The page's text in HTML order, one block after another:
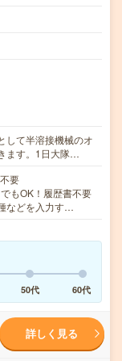
して半溶接機械のオ
ます。1日大隊…
要
もOK！履歴書不要
などを入力す…
50代 60代
詳しく見る